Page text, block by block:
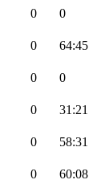
0
0
0
64:45
0
0
0
31:21
0
58:31
0
60:08